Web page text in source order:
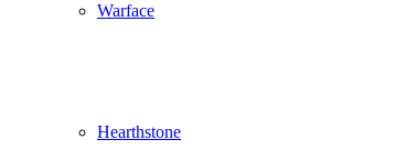
Warface
Hearthstone